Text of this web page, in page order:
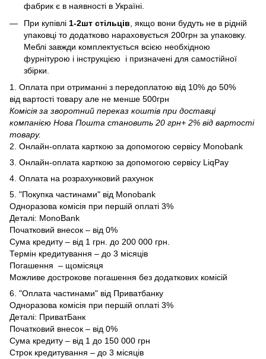
фабрик є в наявності в Україні.
При купівлі 1-2шт стільців , якщо вони будуть не в рідній
упаковці то додатково нараховується 200грн за упаковку.
Меблі завжди комплектується всією необхідною
фурнітурою і інструкцією і призначені для самостійної
збірки.
1. Оплата при отриманні з передоплатою від 10% до 50%
від вартості товару але не менше 500грн
Комісія за зворотний переказ коштів при доставці
компанією Нова Пошта становить 20 грн+ 2% від вартості
товару.
2. Онлайн-оплата карткою за допомогою сервісу Monobank
3. Онлайн-оплата карткою за допомогою сервісу LiqPay
4. Оплата на розрахунковий рахунок
5. "Покупка частинами" від Monobank
Одноразова комісія при першій оплаті 3%
Деталі: MonoBank
Початковий внесок – від 0%
Сума кредиту – від 1 грн. до 200 000 грн.
Термін кредитування – до 3 місяців
Погашення – щомісяця
Можливе дострокове погашення без додаткових комісій
6. "Оплата частинами" від Приватбанку
Одноразова комісія при першій оплаті 3%
Деталі: ПриватБанк
Початковий внесок – від 0%
Сума кредиту – від 1 до 150 000 грн
Строк кредитування – до 3 місяців